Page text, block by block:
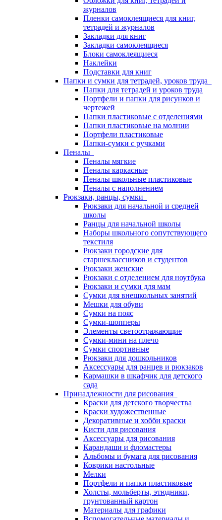
журналов
Пленки самоклеящиеся для книг,
тетрадей и журналов
Закладки для книг
Закладки самоклеящиеся
Блоки самоклеящиеся
Наклейки
Подставки для книг
Папки и сумки для тетрадей, уроков труда
Папки для тетрадей и уроков труда
Портфели и папки для рисунков и
чертежей
Папки пластиковые с отделениями
Папки пластиковые на молнии
Портфели пластиковые
Папки-сумки с ручками
Пеналы
Пеналы мягкие
Пеналы каркасные
Пеналы школьные пластиковые
Пеналы с наполнением
Рюкзаки, ранцы, сумки
Рюкзаки для начальной и средней
школы
Ранцы для начальной школы
Наборы школьного сопутствующего
текстиля
Рюкзаки городские для
старшеклассников и студентов
Рюкзаки женские
Рюкзаки с отделением для ноутбука
Рюкзаки и сумки для мам
Сумки для внешкольных занятий
Мешки для обуви
Сумки на пояс
Сумки-шопперы
Элементы светоотражающие
Сумки-мини на плечо
Сумки спортивные
Рюкзаки для дошкольников
Аксессуары для ранцев и рюкзаков
Кармашки в шкафчик для детского
сада
Принадлежности для рисования
Краски для детского творчества
Краски художественные
Декоративные и хобби краски
Кисти для рисования
Аксессуары для рисования
Карандаши и фломастеры
Альбомы и бумага для рисования
Коврики настольные
Мелки
Портфели и папки пластиковые
Холсты, мольберты, этюдники,
грунтованный картон
Материалы для графики